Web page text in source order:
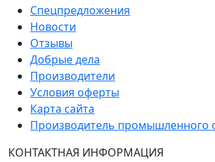
Спецпредложения
Новости
Отзывы
Добрые дела
Производители
Условия оферты
Карта сайта
Производитель промышленного
КОНТАКТНАЯ ИНФОРМАЦИЯ